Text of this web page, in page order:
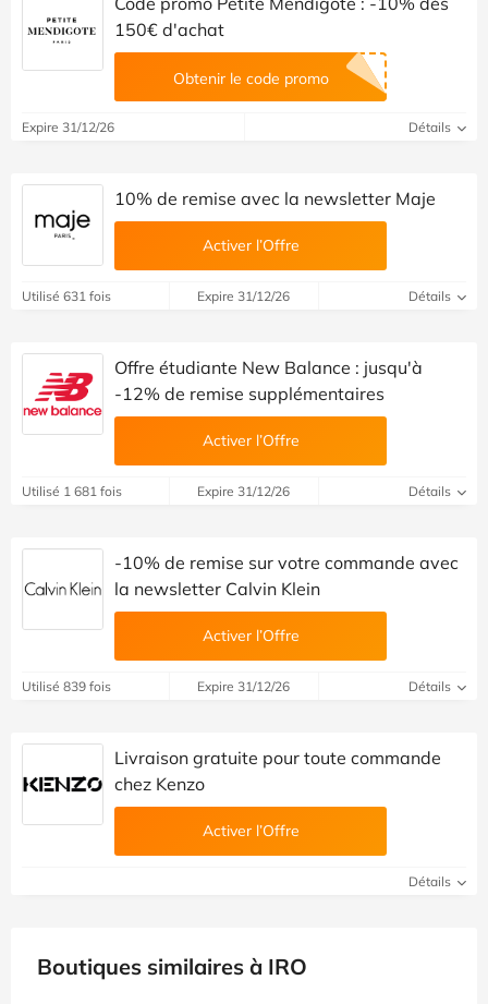
150€ d'achat
Obtenir le code promo
Expire 31/12/26 Détails
10% de remise avec la newsletter Maje
Activer l’Offre
Utilisé 631 fois Expire 31/12/26 Détails
Offre étudiante New Balance : jusqu'à
-12% de remise supplémentaires
Activer l’Offre
Utilisé 1 681 fois Expire 31/12/26 Détails
-10% de remise sur votre commande avec
la newsletter Calvin Klein
Activer l’Offre
Utilisé 839 fois Expire 31/12/26 Détails
Livraison gratuite pour toute commande
chez Kenzo
Activer l’Offre
Détails
Boutiques similaires à IRO